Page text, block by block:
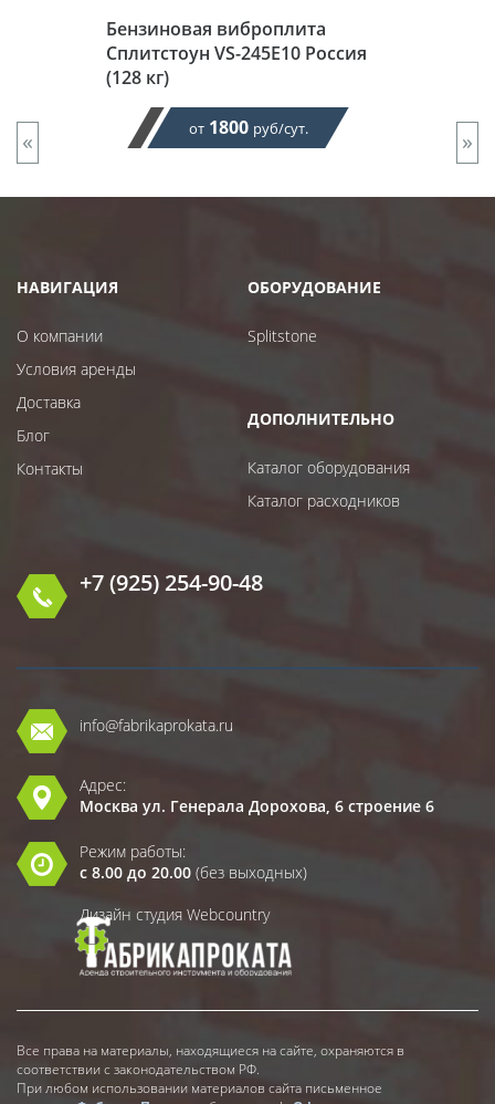
Бензиновая виброплита
Сплитстоун VS-245E10 Россия
(128 кг)
от 1800 руб/сут.
« »
НАВИГАЦИЯ
О компании
Условия аренды
Доставка
Блог
Контакты
ОБОРУДОВАНИЕ
Splitstone
ДОПОЛНИТЕЛЬНО
Каталог оборудования
Каталог расходников
+7 (925) 254-90-48
info@fabrikaprokata.ru
Адрес:
Москва ул. Генерала Дорохова, 6 строение 6
Режим работы:
с 8.00 до 20.00 (без выходных)
Дизайн студия Webcountry
Все права на материалы, находящиеся на сайте, охраняются в
соответствии с законодательством РФ.
При любом использовании материалов сайта письменное